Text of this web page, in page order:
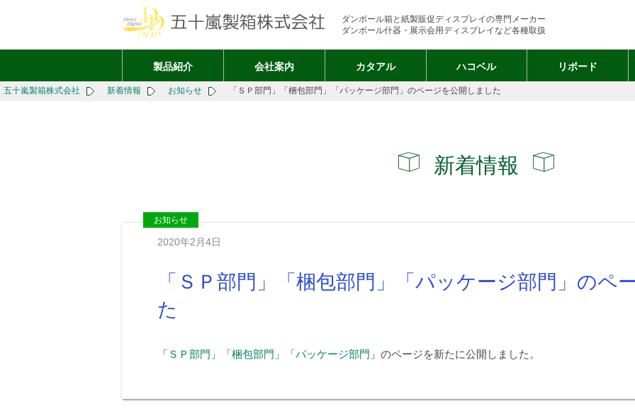
ダンボール箱と紙製販促ディスプレイの専門メーカー
ダンボール什器・展示会用ディスプレイなど各種取扱
製品紹介 会社案内 カタアル ハコベル リボード
五十嵐製箱株式会社 新着情報 お知らせ 「ＳＰ部門」「梱包部門」「パッケージ部門」のページを公開しました
新着情報
お知らせ
2020年2月4日
「ＳＰ部門」「梱包部門」「パッケージ部門」のペ
た
「 ＳＰ部門 」「梱包部門 」「パッケージ部門 」のページを新たに公開しました。